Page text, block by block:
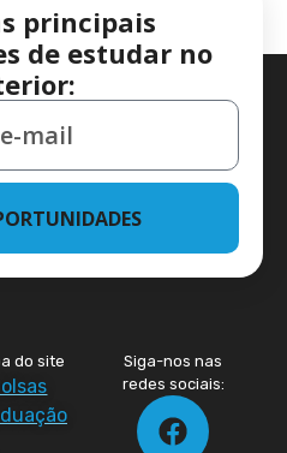
principais
de estudar no
do site
Siga-nos nas
redes sociais: